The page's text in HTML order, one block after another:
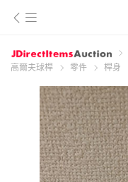
高爾夫球桿
零件 桿身